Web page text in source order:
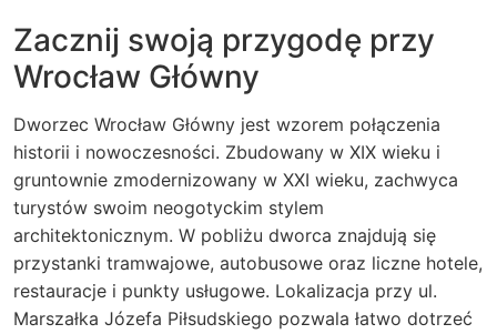
Zacznij swoją przygodę przy
Wrocław Główny
Dworzec Wrocław Główny jest wzorem połączenia
historii i nowoczesności. Zbudowany w XIX wieku i
gruntownie zmodernizowany w XXI wieku, zachwyca
turystów swoim neogotyckim stylem
architektonicznym. W pobliżu dworca znajdują się
przystanki tramwajowe, autobusowe oraz liczne hotele,
restauracje i punkty usługowe. Lokalizacja przy ul.
Marszałka Józefa Piłsudskiego pozwala łatwo dotrzeć